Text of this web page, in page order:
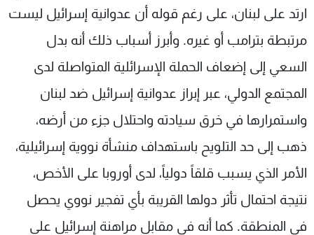
ارتد على لبنان، على رغم قوله أن عدوانية إسرائيل ليست
مرتبطة بترامب أو غيره. وأبرز أسباب ذلك أنه بدل
السعي إلى إضعاف الحملة الإسرائلية المتواصلة لدى
المجتمع الدولي، عبر إبراز عدوانية إسرائيل ضد لبنان
واستمرارها في خرق سيادته واحتلال جزء من أرضه،
ذهب إلى حد التلويح باستهداف منشأة نووية إسرائيلية،
الأمر الذي يسبب قلقاً دولياً، لدى أوروبا على الأخص،
نتيجة احتمال تأثر دولها القريبة بأي تفجير نووي يحصل
في المنطقة. كما أنه في مقابل مراهنة إسرائيل على